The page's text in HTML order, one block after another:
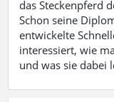
das Steckenpferd
Schon seine
entwickelte
interessiert, wie
und was sie dabei